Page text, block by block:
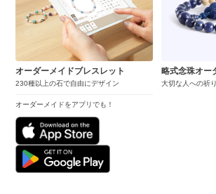
オーダーメイドブレスレット
230種以上の石で自由にデザイン
オーダーメイドをアプリでも！
略式念珠オー
大切な人への祈